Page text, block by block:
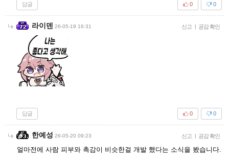
답글 0
0
라이덴 26-05-19 16:31 신고 | 공감 확인
답글 0
0
한예성 26-05-20 09:23 신고 | 공감 확인
얼마전에 사람 피부와 촉감이 비슷한걸 개발 했다는 소식을 봤습니다.